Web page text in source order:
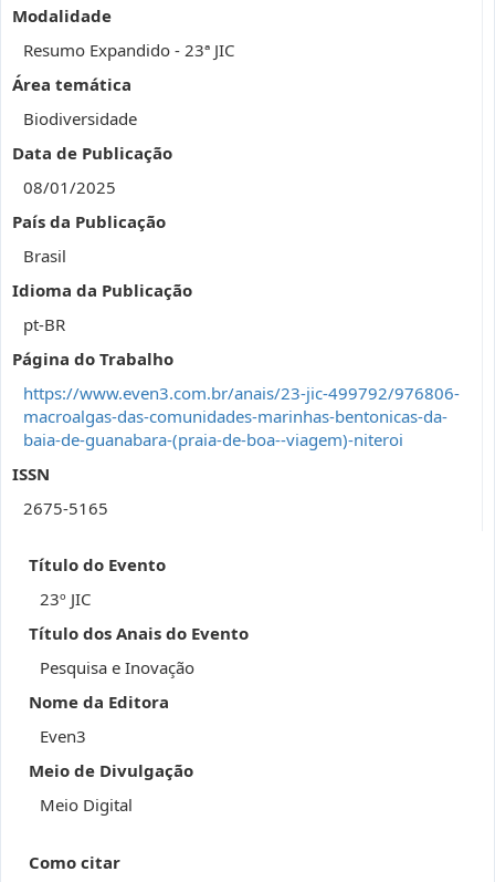
Modalidade
Resumo Expandido - 23ª JIC
Área temática
Biodiversidade
Data de Publicação
08/01/2025
País da Publicação
Brasil
Idioma da Publicação
pt-BR
Página do Trabalho
https://www.even3.com.br/anais/23-jic-499792/976806-
macroalgas-das-comunidades-marinhas-bentonicas-da-
baia-de-guanabara-(praia-de-boa--viagem)-niteroi
ISSN
2675-5165
Título do Evento
23º JIC
Título dos Anais do Evento
Pesquisa e Inovação
Nome da Editora
Even3
Meio de Divulgação
Meio Digital
Como citar